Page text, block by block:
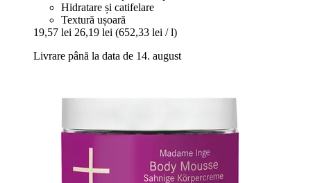
Hidratare și catifelare
Textură ușoară
19,57 lei 26,19 lei (652,33 lei / l)
Livrare până la data de 14. august